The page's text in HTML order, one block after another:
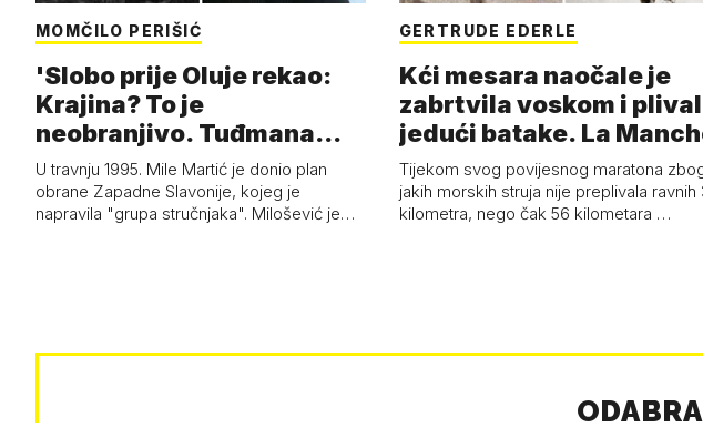
MOMČILO PERIŠIĆ
'Slobo prije Oluje rekao:
Krajina? To je
neobranjivo. Tuđmana
zvao Krivousti'
U travnju 1995. Mile Martić je donio plan
obrane Zapadne Slavonije, kojeg je
napravila "grupa stručnjaka". Milošević je…
GERTRUDE EDERLE
Kći mesara naočale je
zabrtvila voskom i
jedući batake. La
Tijekom svog povijesnog maratona
jakih morskih struja nije preplivala ravnih
kilometra, nego čak 56 kilometara …